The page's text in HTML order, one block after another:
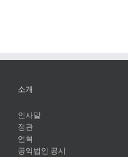
소개
인사말
정관
연혁
공익법인 공시